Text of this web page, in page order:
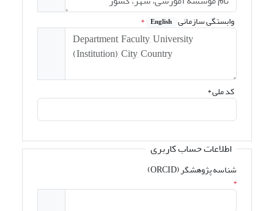
وابستگی سازمانی English
*
کد ملی*
اطلاعات حساب کاربری
شناسه پژوهشگر (ORCID)
*